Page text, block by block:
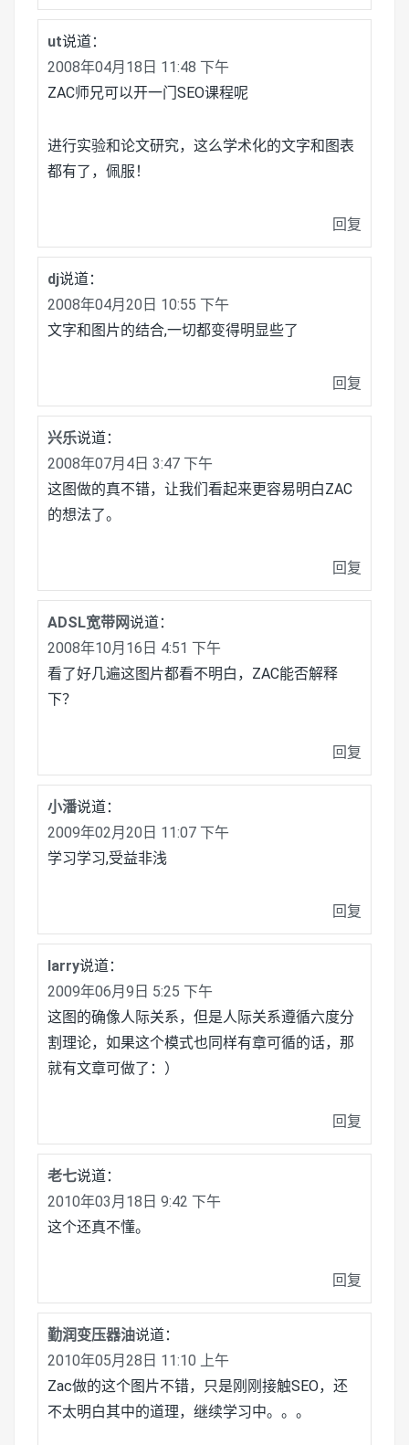
ut说道：
2008年04月18日 11:48 下午
ZAC师兄可以开一门SEO课程呢
进行实验和论文研究，这么学术化的文字和图表
都有了，佩服！
回复
dj说道：
2008年04月20日 10:55 下午
文字和图片的结合,一切都变得明显些了
回复
兴乐说道：
2008年07月4日 3:47 下午
这图做的真不错，让我们看起来更容易明白ZAC
的想法了。
回复
ADSL宽带网说道：
2008年10月16日 4:51 下午
看了好几遍这图片都看不明白，ZAC能否解释
下？
回复
小潘说道：
2009年02月20日 11:07 下午
学习学习,受益非浅
回复
larry说道：
2009年06月9日 5:25 下午
这图的确像人际关系，但是人际关系遵循六度分
割理论，如果这个模式也同样有章可循的话，那
就有文章可做了：）
回复
老七说道：
2010年03月18日 9:42 下午
这个还真不懂。
回复
勤润变压器油说道：
2010年05月28日 11:10 上午
Zac做的这个图片不错，只是刚刚接触SEO，还
不太明白其中的道理，继续学习中。。。